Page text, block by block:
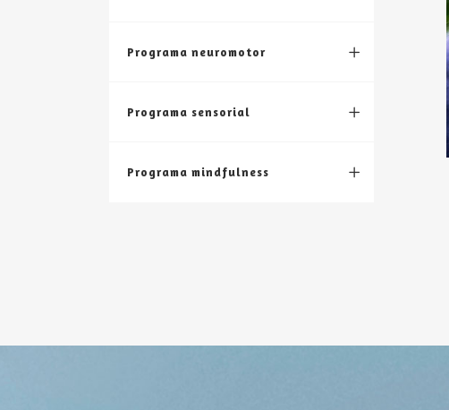
Programa neuromotor
Programa sensorial
Programa mindfulness